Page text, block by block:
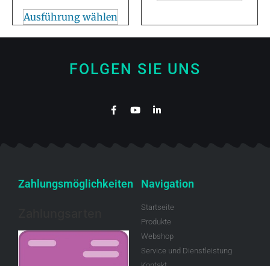
Ausführung wählen
FOLGEN SIE UNS
Zahlungsmöglichkeiten Navigation
Startseite
Produkte
Webshop
Service und Dienstleistung